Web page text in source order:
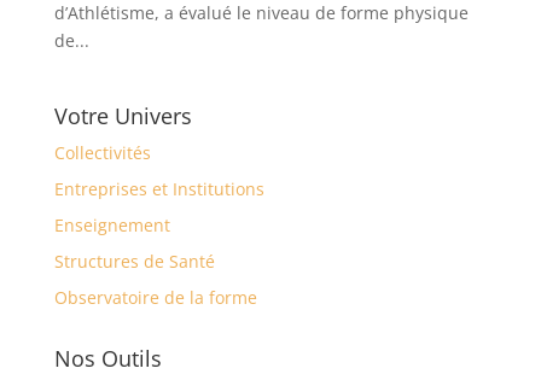
d’Athlétisme, a évalué le niveau de forme physique
de...
Votre Univers
Collectivités
Entreprises et Institutions
Enseignement
Structures de Santé
Observatoire de la forme
Nos Outils